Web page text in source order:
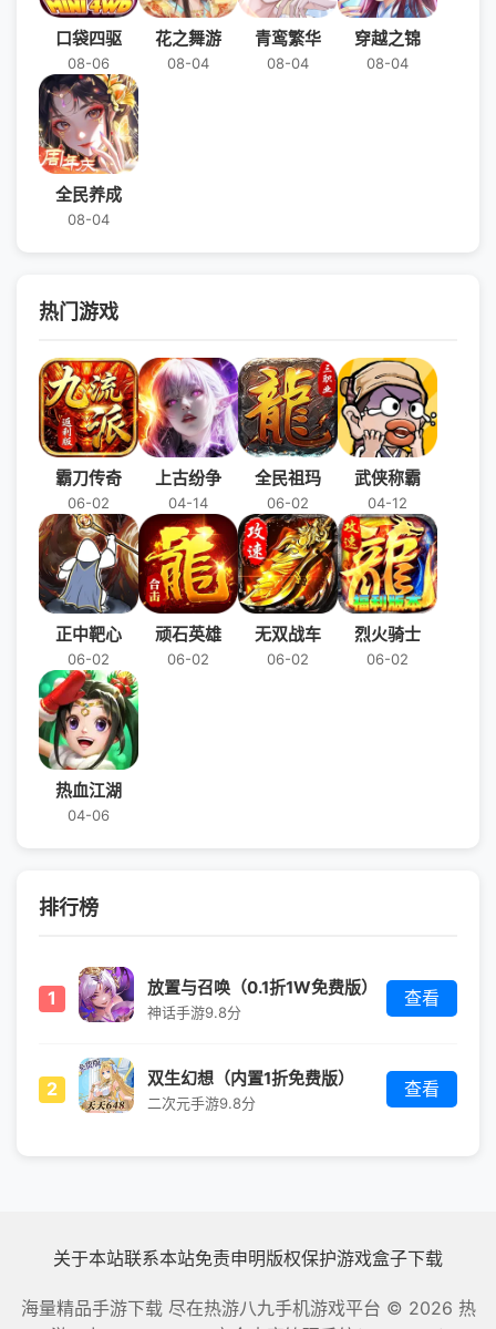
口袋四驱
08-06
花之舞游
08-04
青鸾繁华
08-04
穿越之锦
08-04
全民养成
08-04
热门游戏
霸刀传奇
06-02
上古纷争
04-14
全民祖玛
06-02
武侠称霸
04-12
正中靶心
06-02
顽石英雄
06-02
无双战车
06-02
烈火骑士
06-02
热血江湖
04-06
排行榜
1 放置与召唤（0.1折1W免费版）
神话手游9.8分
查看
2 双生幻想（内置1折免费版）
二次元手游9.8分
查看
关于本站联系本站免责申明版权保护游戏盒子下载
海量精品手游下载 尽在热游八九手机游戏平台 © 2026 热